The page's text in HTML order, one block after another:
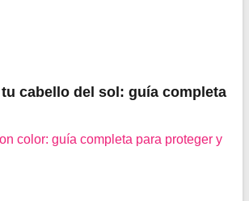
cabello del sol: guía completa